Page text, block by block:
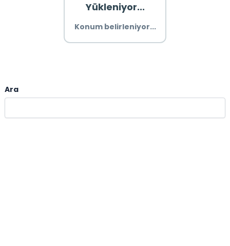
Yükleniyor...
Konum belirleniyor...
Ara